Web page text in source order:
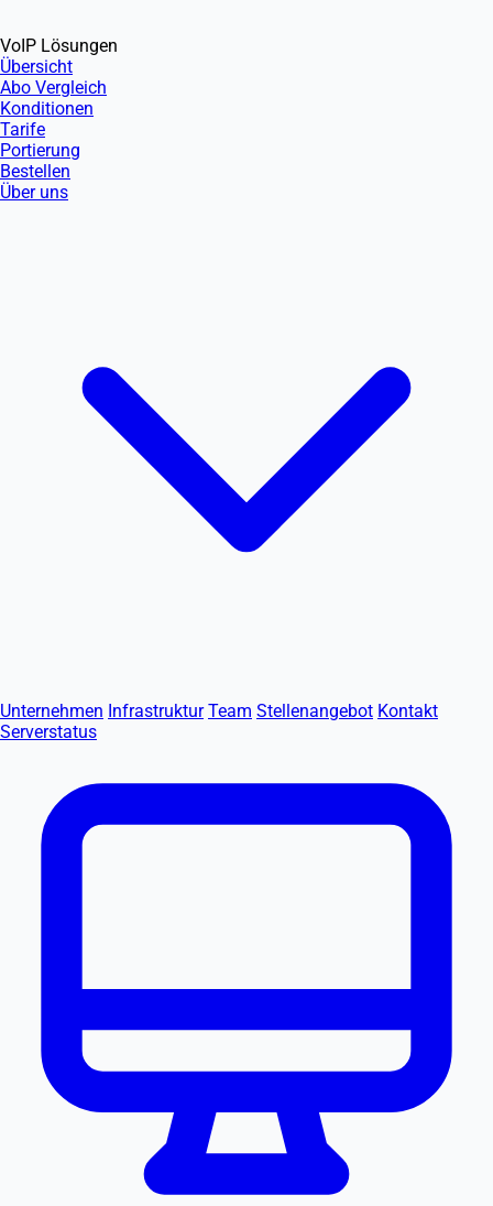
VoIP Lösungen
Übersicht
Abo Vergleich
Konditionen
Tarife
Portierung
Bestellen
Über uns
Unternehmen Infrastruktur Team Stellenangebot Kontakt
Serverstatus